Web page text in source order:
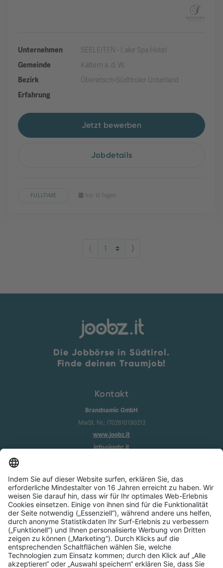
Unternehmen
SEELEITEN - Lake Spa Hotel
Gemeinde
Kaltern a .d. W.
Bezirk
Überetsch-Südtiroler Unterland
Erfahrung
Jetzt bewerben
Jobdetails
FULLTIME Vor 10 Tagen
⟨ ⟩
Die Jobbörse in Südtirol.
Finde deinen Traumjob!
Kontakt
Brandnamic GmbH
MwSt. Nr.: IT02610190213
www.joobz.it
info@joobz.it
Impressum
Datenschutz
AGB
Cookie-Einstellungen
Service
Über uns